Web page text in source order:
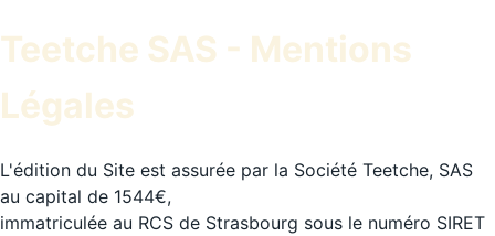
Teetche SAS - Mentions
Légales
L'édition du Site est assurée par la Société Teetche, SAS
au capital de 1544€,
immatriculée au RCS de Strasbourg sous le numéro SIRET